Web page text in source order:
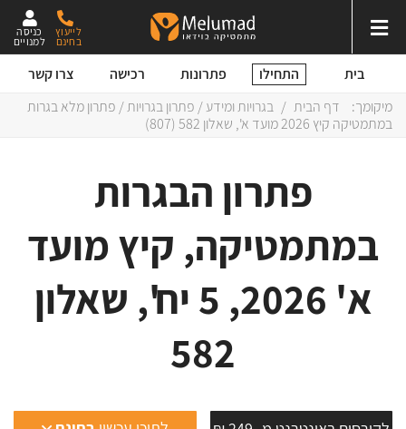
כניסה
למנויים
לייעוץ
בחינם
בית התחילו פתרונות רכישה צרו קשר
פתרון הבגרות
במתמטיקה, קיץ מועד
א' 2026, 5 יח', שאלון
582
מיקומך: דף הבית / בגרויות ומידע/ פתרון בגרויות/ פתרון מלא בגרות
במתמטיקה קיץ 2026 מועד א', שאלון 582 (807)